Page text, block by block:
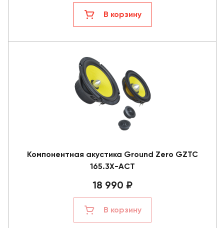
В корзину
Компонентная акустика Ground Zero GZTC
165.3X-ACT
18 990 ₽
В корзину